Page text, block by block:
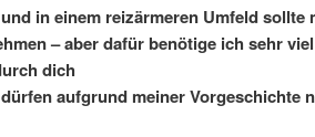
in einem reizärmeren Umfeld sollte
– aber dafür benötige ich sehr viel
dich
aufgrund meiner Vorgeschichte